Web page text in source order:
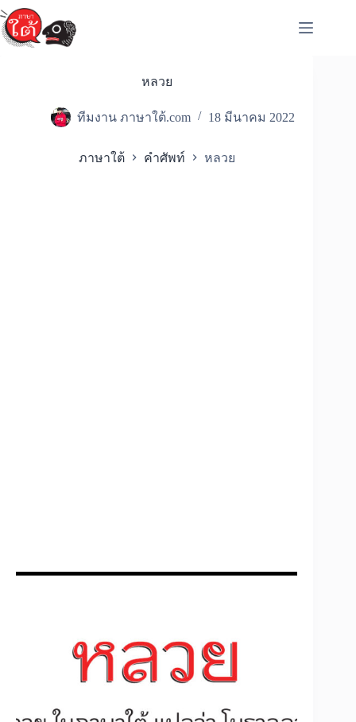
Skip
to
content
หลวย
ทีมงาน ภาษาใต้.com 18 มีนาคม 2022
ภาษาใต้ คำศัพท์ หลวย